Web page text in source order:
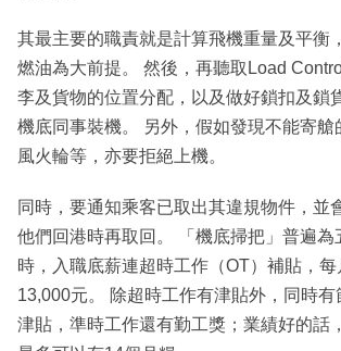
其最主要的職責就是計算飛機重量及平衡
燃油為大前提。 然後，再聽取Load
李及貨物的位置分配，以及做好鎖扣及鎖
機底同事裝機。 另外，假如發現不能寄艙
風火輪等，亦要拒絕上機。
同時，要通知乘客已取出其違規物件，並
他們回港時再取回。 「機底掃把」普遍為
時，入職底薪連超時工作（OT）補貼，每
13,000元。 除超時工作有津貼外，同時
津貼，準時工作還有勤工獎；業績好的話